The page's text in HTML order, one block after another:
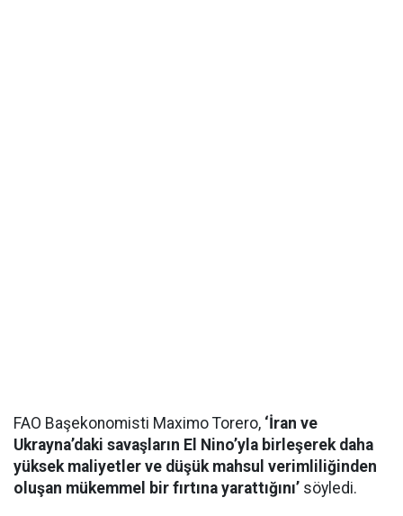
FAO Başekonomisti Maximo Torero, ‘İran ve
Ukrayna’daki savaşların El Nino’yla birleşerek daha
yüksek maliyetler ve düşük mahsul verimliliğinden
oluşan mükemmel bir fırtına yarattığını’ söyledi.